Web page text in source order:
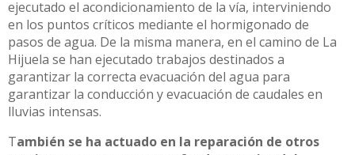
ejecutado el acondicionamiento de la vía, interviniendo
en los puntos críticos mediante el hormigonado de
pasos de agua. De la misma manera, en el camino de La
Hijuela se han ejecutado trabajos destinados a
garantizar la correcta evacuación del agua para
garantizar la conducción y evacuación de caudales en
lluvias intensas.
También se ha actuado en la reparación de otros